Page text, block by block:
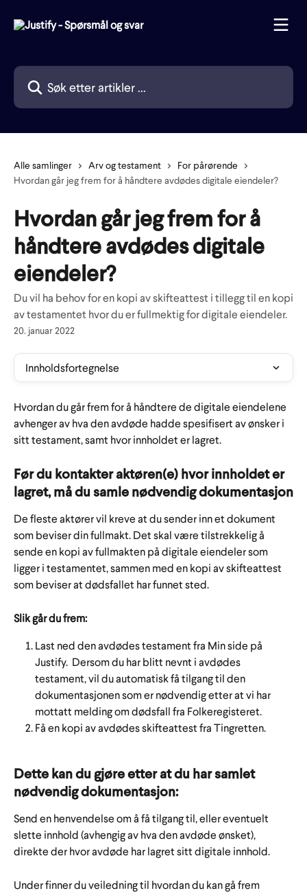
Søk etter artikler ...
Alle samlinger Arv og testament
For pårørende
Hvordan går jeg frem for å håndtere avdødes digitale eiendeler?
Hvordan går jeg frem for å
håndtere avdødes digitale
eiendeler?
Du vil ha behov for en kopi av skifteattest i tillegg til en kopi
av testamentet hvor du er fullmektig for digitale eiendeler.
20. januar 2022
Innholdsfortegnelse
Hvordan du går frem for å håndtere de digitale eiendelene
avhenger av hva den avdøde hadde spesifisert av ønsker i
sitt testament, samt hvor innholdet er lagret.
Før du kontakter aktøren(e) hvor innholdet er
lagret, må du samle nødvendig dokumentasjon
De fleste aktører vil kreve at du sender inn et dokument
som beviser din fullmakt. Det skal være tilstrekkelig å
sende en kopi av fullmakten på digitale eiendeler som
ligger i testamentet, sammen med en kopi av skifteattest
som beviser at dødsfallet har funnet sted.
Slik går du frem:
Last ned den avdødes testament fra Min side på
Justify.  Dersom du har blitt nevnt i avdødes
testament, vil du automatisk få tilgang til den
dokumentasjonen som er nødvendig etter at vi har
mottatt melding om dødsfall fra Folkeregisteret.
Få en kopi av avdødes skifteattest fra Tingretten.
Dette kan du gjøre etter at du har samlet
nødvendig dokumentasjon:
Send en henvendelse om å få tilgang til, eller eventuelt
slette innhold (avhengig av hva den avdøde ønsket),
direkte der hvor avdøde har lagret sitt digitale innhold.
Under finner du veiledning til hvordan du kan gå frem